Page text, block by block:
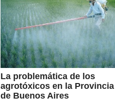
La problemática de los
agrotóxicos en la Provincia
de Buenos Aires